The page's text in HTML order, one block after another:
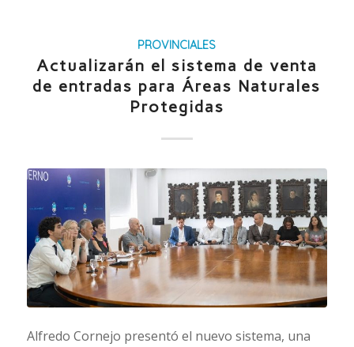
PROVINCIALES
Actualizarán el sistema de venta
de entradas para Áreas Naturales
Protegidas
Alfredo Cornejo presentó el nuevo sistema, una